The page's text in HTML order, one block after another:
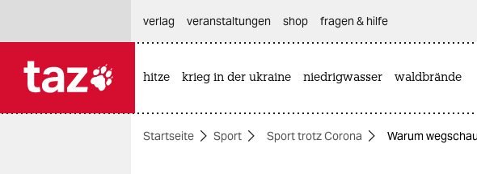
themen
verlag
veranstaltungen shop fragen & hilfe
hitze krieg in der ukraine niedrigwasser waldbrände
Startseite Sport Sport trotz Corona Warum